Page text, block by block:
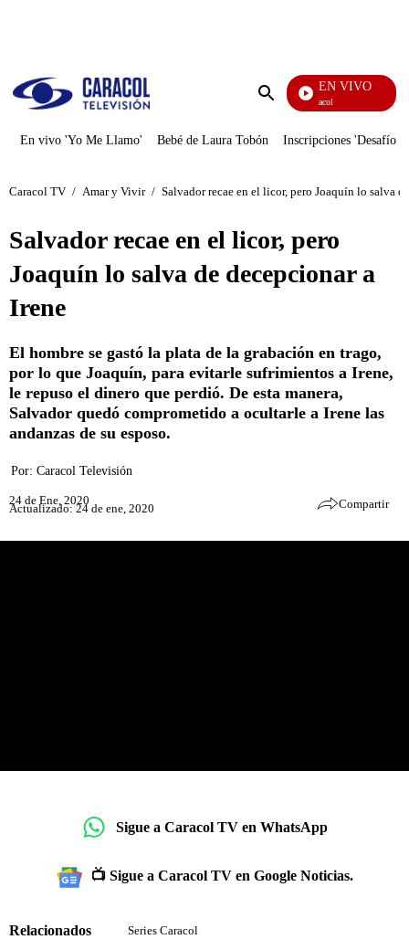
Enviar
EN VIVO
Noticias Caracol
En vivo 'Yo Me Llamo' Bebé de Laura Tobón Inscripciones 'Desafío'
Caracol TV / Amar y Vivir / Salvador recae en el licor, pero Joaquín lo salva
Salvador recae en el licor, pero
Joaquín lo salva de decepcionar a
Irene
El hombre se gastó la plata de la grabación en trago,
por lo que Joaquín, para evitarle sufrimientos a Irene,
le repuso el dinero que perdió. De esta manera,
Salvador quedó comprometido a ocultarle a Irene las
andanzas de su esposo.
Por: Caracol Televisión
24 de Ene, 2020
Actualizado: 24 de ene, 2020 Compartir
Sigue a Caracol TV en WhatsApp
📺 Sigue a Caracol TV en Google Noticias.
Relacionados Series Caracol